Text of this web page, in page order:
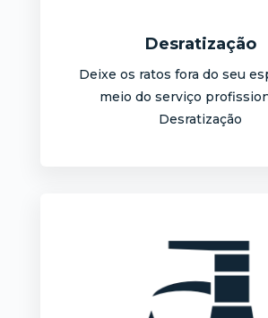
Desratização
Deixe os ratos fora do seu
meio do serviço
Desratização